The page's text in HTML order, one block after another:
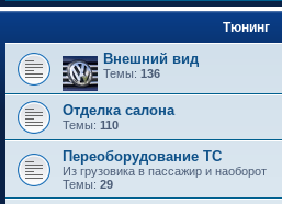
Тюнинг
Внешний вид
Темы: 136
Отделка салона
Темы: 110
Переоборудование ТС
Из грузовика в пассажир и наоборот
Темы: 29